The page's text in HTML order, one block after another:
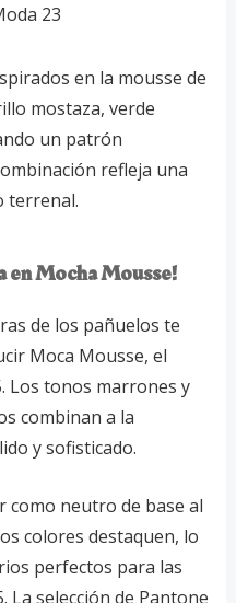
23
en la mousse de
mostaza, verde
un patrón
refleja una
terrenal.
en Mocha Mousse!
de los pañuelos te
Moca Mousse, el
Los tonos marrones y
combinan a la
y sofisticado.
como neutro de base al
colores destaquen, lo
perfectos para las
La selección de Pantone